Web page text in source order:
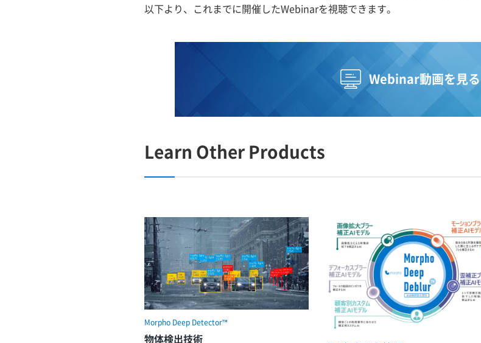
以下より、これまでに開催したWebinarを視聴できます。
Webinar動画を見る
Learn Other Products
Morpho Deep Detector™
物体検出技術